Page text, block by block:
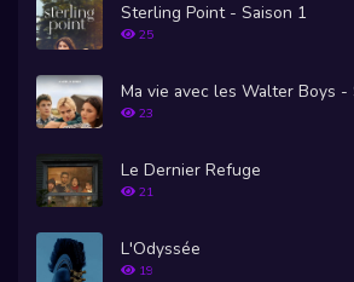
Sterling Point - Saison 1
25
Ma vie avec les Walter Boys -
23
Le Dernier Refuge
21
L'Odyssée
19